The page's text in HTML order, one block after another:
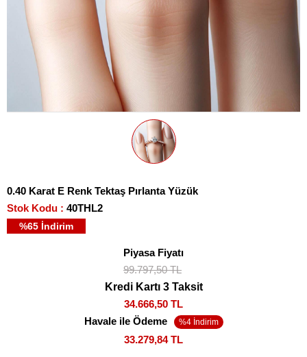
0.40 Karat E Renk Tektaş Pırlanta Yüzük
Stok Kodu
40THL2
%65 İndirim
Piyasa Fiyatı
99.797,50 TL
Kredi Kartı 3 Taksit
34.666,50 TL
Havale ile Ödeme
33.279,84 TL